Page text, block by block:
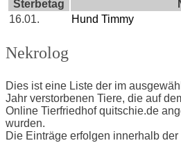
Sterbetag
16.01.
Hund Timmy
Nekrolog
Dies ist eine Liste der im
Jahr verstorbenen Tiere, die auf
Online Tierfriedhof quitschie.de
wurden.
Die Einträge erfolgen innerhalb der